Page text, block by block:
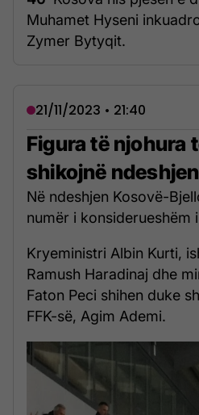
Muhamet Hyseni
Zymer Bytyqit.
21/11/2023 • 21:40
Figura të njohura
shikojnë ndeshjen
Në ndeshjen Kosovë-
numër i konsiderueshëm
Kryeministri Albin Kurti,
Ramush Haradinaj dhe
Faton Peci shihen duke
FFK-së, Agim Ademi.